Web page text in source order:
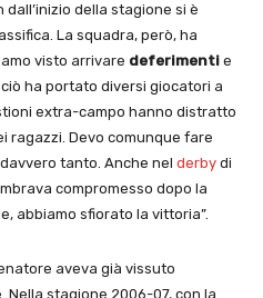
della stagione si è
La squadra, però, ha
visto arrivare deferimenti e
ciò ha portato diversi giocatori a
extra-campo hanno distratto
ragazzi. Devo comunque fare
tanto. Anche nel derby di
compromesso dopo la
abbiamo sfiorato la vittoria”.
aveva già vissuto
Nella stagione 2006-07, con la